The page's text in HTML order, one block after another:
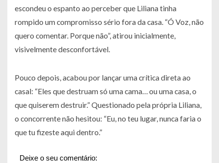
escondeu o espanto ao perceber que Liliana tinha
rompido um compromisso sério fora da casa. “Ó Voz, não
quero comentar. Porque não”, atirou inicialmente,
visivelmente desconfortável.
Pouco depois, acabou por lançar uma crítica direta ao
casal: “Eles que destruam só uma cama… ou uma casa, o
que quiserem destruir.” Questionado pela própria Liliana,
o concorrente não hesitou: “Eu, no teu lugar, nunca faria o
que tu fizeste aqui dentro.”
Deixe o seu comentário: